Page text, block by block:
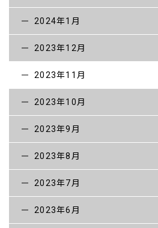
2024年1月
2023年12月
2023年11月
2023年10月
2023年9月
2023年8月
2023年7月
2023年6月